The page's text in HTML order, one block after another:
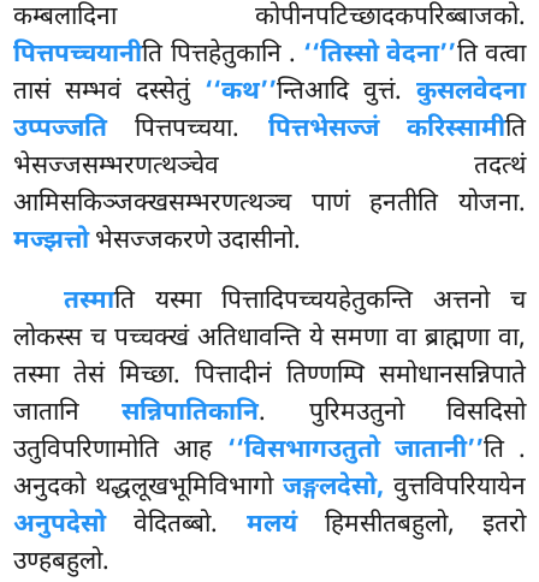
कम्बलादिना कोपीनपटिच्छादकपरिब्बाजको.
पित्तपच्चयानीति पित्तहेतुकानि . ‘‘तिस्सो वेदना’’ति वत्वा
तासं सम्भवं दस्सेतुं ‘‘कथ’’न्तिआदि वुत्तं. कुसलवेदना
उप्पज्जतिपित्तपच्चया. पित्तभेसज्जं करिस्सामीति
भेसज्जसम्भरणत्थञ्चेव तदत्थं
आमिसकिञ्जक्खसम्भरणत्थञ्च पाणं हनतीति योजना.
मज्झत्तोभेसज्जकरणे उदासीनो.
तस्माति यस्मा पित्तादिपच्चयहेतुकन्ति अत्तनो च
लोकस्स च पच्चक्खं अतिधावन्ति ये समणा वा ब्राह्मणा वा,
तस्मा तेसं मिच्छा. पित्तादीनं तिण्णम्पि समोधानसन्निपाते
जातानिसन्निपातिकानि. पुरिमउतुनो विसदिसो
उतुविपरिणामोति आह ‘‘विसभागउतुतो जातानी’’ति .
अनुदको थद्धलूखभूमिविभागो जङ्गलदेसो, वुत्तविपरियायेन
अनुपदेसोवेदितब्बो. मलयंहिमसीतबहुलो, इतरो
उण्हबहुलो.